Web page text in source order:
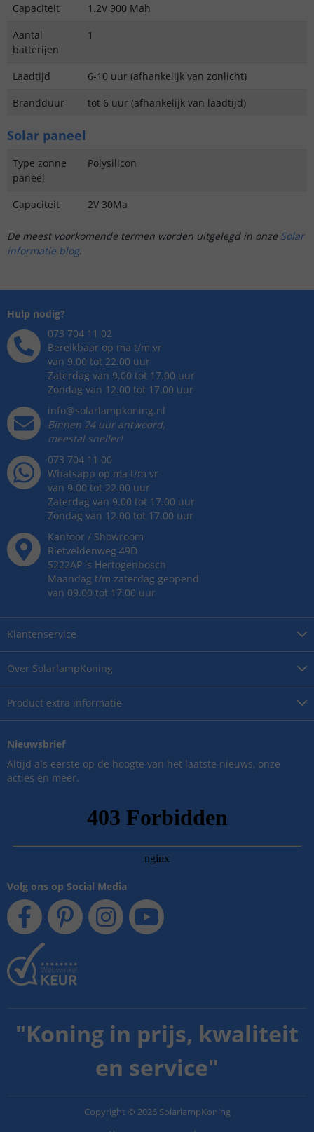
Capaciteit
1.2V 900 Mah
Aantal
batterijen
1
Laadtijd
6-10 uur (afhankelijk van zonlicht)
Brandduur
tot 6 uur (afhankelijk van laadtijd)
Solar paneel
Type zonne
paneel
Polysilicon
Capaciteit 2V 30Ma
De meest voorkomende termen worden uitgelegd in onze Solar
informatie blog.
Over SolarlampKoning
Product extra informatie
Klantenservice
Hulp nodig?
073 704 11 02
Bereikbaar op ma t/m vr
van 9.00 tot 22.00 uur
Zaterdag van 9.00 tot 17.00 uur
Zondag van 12.00 tot 17.00 uur
info@solarlampkoning.nl
Binnen 24 uur antwoord,
meestal sneller!
073 704 11 00
Whatsapp op ma t/m vr
van 9.00 tot 22.00 uur
Zaterdag van 9.00 tot 17.00 uur
Zondag van 12.00 tot 17.00 uur
Kantoor / Showroom
Rietveldenweg 49D
5222AP 's Hertogenbosch
Maandag t/m zaterdag geopend
van 09.00 tot 17.00 uur
Nieuwsbrief
Altijd als eerste op de hoogte van het laatste nieuws, onze
acties en meer.
Volg ons op Social Media
"Koning in prijs, kwaliteit
en service"
Copyright © 2026 SolarlampKoning